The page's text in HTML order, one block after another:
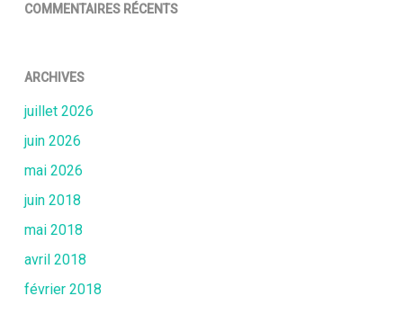
COMMENTAIRES RÉCENTS
ARCHIVES
juillet 2026
juin 2026
mai 2026
juin 2018
mai 2018
avril 2018
février 2018